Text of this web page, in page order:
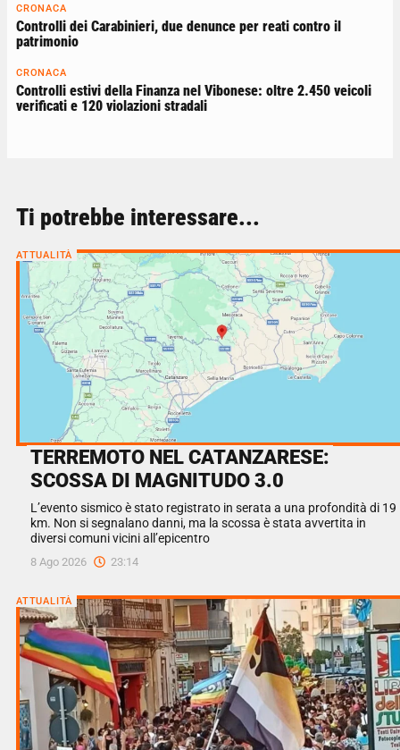
CRONACA
Controlli dei Carabinieri, due denunce per reati contro il
patrimonio
CRONACA
Controlli estivi della Finanza nel Vibonese: oltre 2.450 veicoli
verificati e 120 violazioni stradali
Ti potrebbe interessare...
ATTUALITÀ
TERREMOTO NEL CATANZARESE:
SCOSSA DI MAGNITUDO 3.0
L’evento sismico è stato registrato in serata a una profondità di 19
km. Non si segnalano danni, ma la scossa è stata avvertita in
diversi comuni vicini all’epicentro
8 Ago 2026 23:14
ATTUALITÀ